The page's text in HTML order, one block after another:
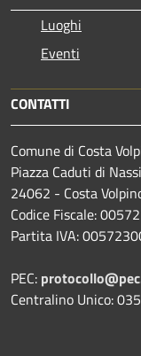
Luoghi
Eventi
CONTATTI
Comune di Costa
Piazza Caduti di
24062 - Costa
Codice Fiscale:
Partita IVA:
PEC:
Centralino Unico: